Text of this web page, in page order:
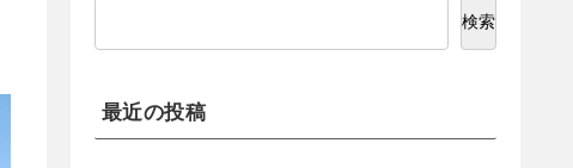
検索
最近の投稿